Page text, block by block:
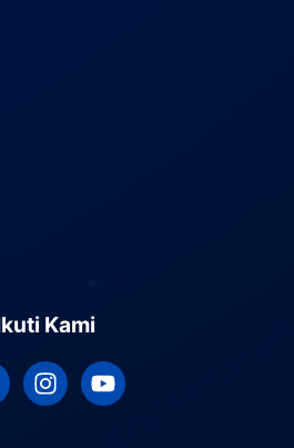
Kami